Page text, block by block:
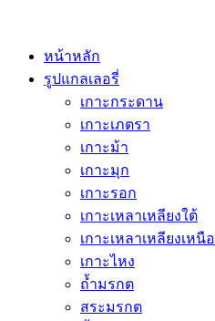
หน้าหลัก
รูปแกลเลอรี่
เกาะกระดาน
เกาะเภตรา
เกาะม้า
เกาะมุก
เกาะรอก
เกาะเหลาเหลียงใต้
เกาะเหลาเหลียงเหนือ
เกาะไหง
ถ้ำมรกต
สระมรกต